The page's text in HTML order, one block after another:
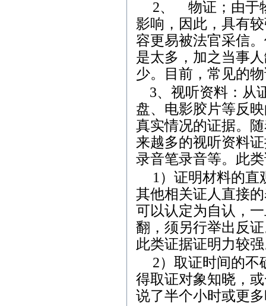
2、
物证；由于
影响，因此，具有
容更易被法官采信
是太多，加之当事
少。目前，常见的
3、视听资料：从
盘、电影胶片等反
真实情况的证据。
来越多的视听资料
录音笔录音等。此
1 ）证明材料的直
其他相关证人直接
可以认定为自认，
翻，须另行举出反
此类证据证明力较
2）取证时间的不
得取证对象知晓，
说了半个小时或更